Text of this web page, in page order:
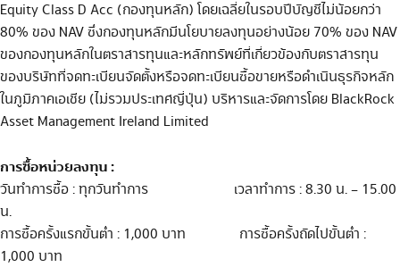
EquityClass D Acc (กองทุนหลัก) โดยเฉลี่ยในรอบปีบัญชีไม่น้อยกว่า
80% ของ NAV ซึ่งกองทุนหลักมีนโยบายลงทุนอย่างน้อย 70% ของ NAV
ของกองทุนหลักในตราสารทุนและหลักทรัพย์ที่เกี่ยวข้องกับตราสารทุน
ของบริษัทที่จดทะเบียนจัดตั้งหรือจดทะเบียนซื้อขายหรือดำเนินธุรกิจหลัก
ในภูมิภาคเอเชีย (ไม่รวมประเทศญี่ปุ่น) บริหารและจัดการโดย BlackRock
Asset Management Ireland Limited
การซื้อหน่วยลงทุน :
วันทำการซื้อ :ทุกวันทำการ เวลาทำการ : 8.30 น. – 15.00
น.
การซื้อครั้งแรกขั้นต่ำ : 1,000 บาท การซื้อครั้งถัดไปขั้นต่ำ :
1,000 บาท